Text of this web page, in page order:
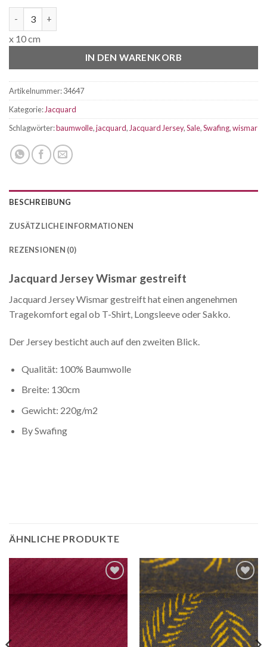
x 10 cm
IN DEN WARENKORB
Artikelnummer:34647
Kategorie:Jacquard
Schlagwörter:baumwolle,jacquard,Jacquard Jersey,Sale,Swafing,wismar
BESCHREIBUNG
ZUSÄTZLICHE INFORMATIONEN
REZENSIONEN (0)
Jacquard Jersey Wismar gestreift
Jacquard Jersey Wismar gestreift hat einen angenehmen
Tragekomfort egal ob T-Shirt, Longsleeve oder Sakko.
Der Jersey besticht auch auf den zweiten Blick.
Qualität: 100% Baumwolle
Breite: 130cm
Gewicht: 220g/m2
By Swafing
ÄHNLICHE PRODUKTE
Wunschliste
Auf die
Wunschliste